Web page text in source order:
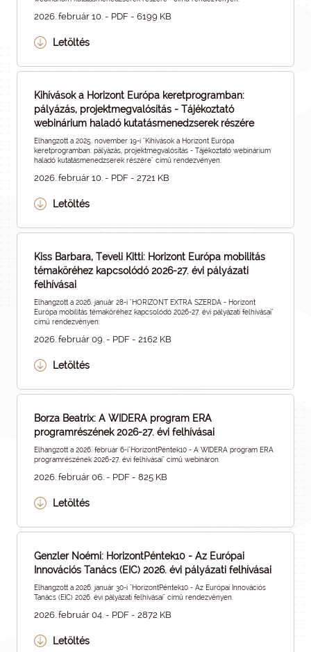
2026. február 10. - PDF - 6199 KB
Letöltés
Kihívások a Horizont Európa keretprogramban:
pályázás, projektmegvalósítás - Tájékoztató
webinárium haladó kutatásmenedzserek részére
Elhangzott a 2025. november 19-i "Kihívások a Horizont Európa
keretprogramban: pályázás, projektmegvalósítás - Tájékoztató webinárium
haladó kutatásmenedzserek részére" című rendezvényen.
2026. február 10. - PDF - 2721 KB
Letöltés
Kiss Barbara, Teveli Kitti: Horizont Európa mobilitás
témaköréhez kapcsolódó 2026-27. évi pályázati
felhívásai
Elhangzott a 2026. január 28-i "HORIZONT EXTRA SZERDA - Horizont
Európa mobilitás témaköréhez kapcsolódó 2026-27. évi pályázati felhívásai"
című rendezvényen.
2026. február 09. - PDF - 2162 KB
Letöltés
Borza Beatrix: A WIDERA program ERA
programrészének 2026-27. évi felhívásai
Elhangzott a 2026. február 6-i"HorizontPéntek10 - A WIDERA program ERA
programrészének 2026-27. évi felhívásai" című webináron.
2026. február 06. - PDF - 825 KB
Letöltés
Genzler Noémi: HorizontPéntek10 - Az Európai
Innovációs Tanács (EIC) 2026. évi pályázati felhívásai
Elhangzott a 2026. január 30-i "HorizontPéntek10 - Az Európai Innovációs
Tanács (EIC) 2026. évi pályázati felhívásai" című rendezvényen.
2026. február 04. - PDF - 2872 KB
Letöltés